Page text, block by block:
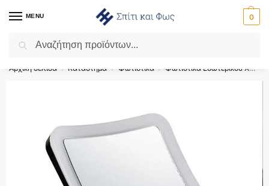
MENU 0
Flash Sale ⚡ 10% Έκπτωση με τον κωδικό ‘SPRING’!
Αρχική σελίδα / Κατάστημα / Φωτιστικά / Φωτιστικά Εσωτερικού Χώρου